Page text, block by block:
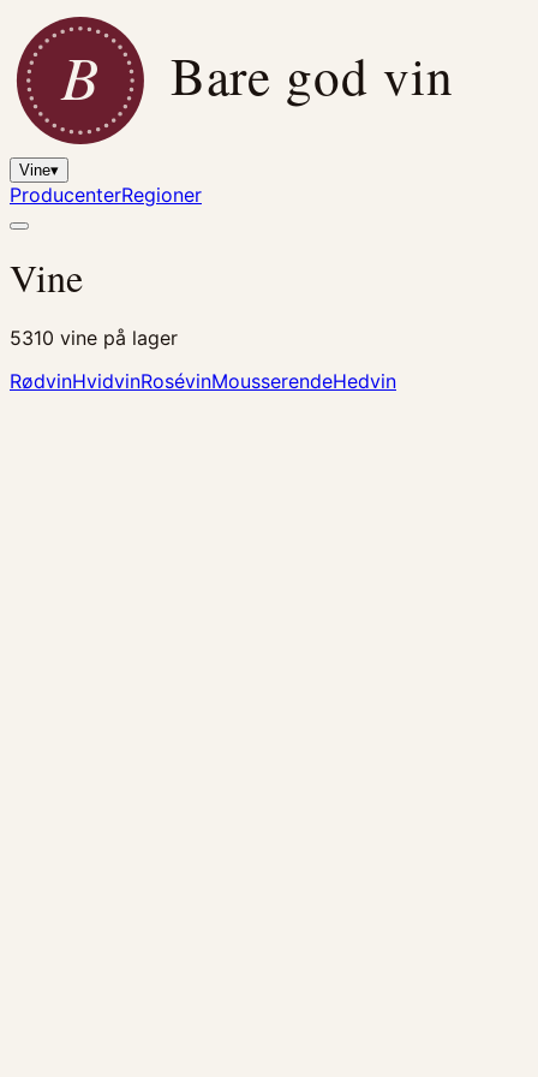
B Bare god vin
Vine▾
ProducenterRegioner
Vine
5310 vine på lager
RødvinHvidvinRosévinMousserendeHedvin